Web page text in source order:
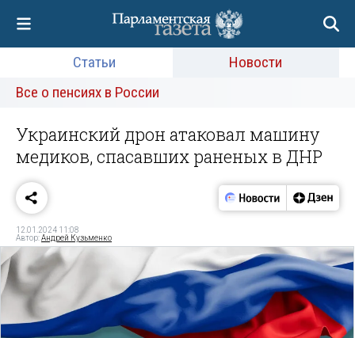
Статьи
Новости
Все о пенсиях в России
Украинский дрон атаковал машину
медиков, спасавших раненых в ДНР
12.01.2024 11:08
Автор:Андрей Кузьменко